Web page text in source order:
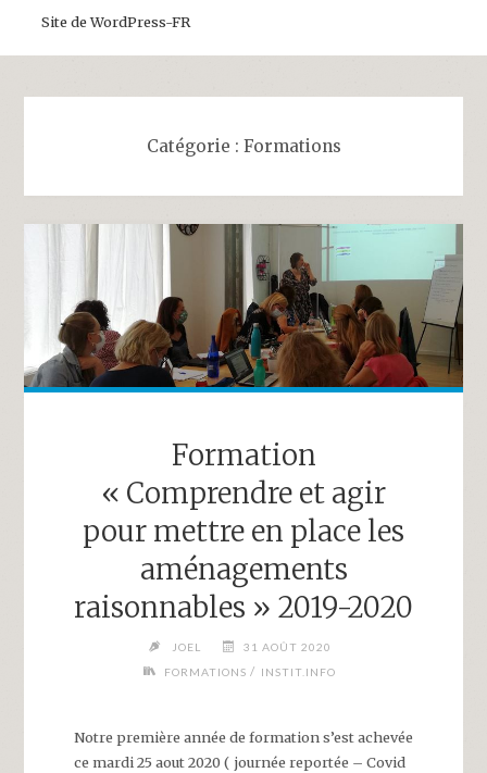
Site de WordPress-FR
Catégorie : Formations
Formation
« Comprendre et agir
pour mettre en place les
aménagements
raisonnables » 2019-2020
JOEL
31 AOÛT 2020
FORMATIONS / INSTIT.INFO
Notre première année de formation s’est achevée
ce mardi 25 aout 2020 ( journée reportée – Covid